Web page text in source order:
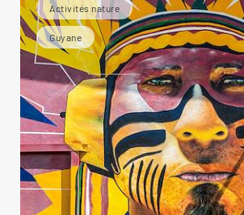
Activités nature
Guyane